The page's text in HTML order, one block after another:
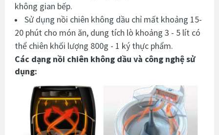
không gian bếp.
Sử dụng nồi chiên không dầu chỉ mất khoảng 15-
20 phút cho món ăn, dung tích lò khoảng 3 - 5 lít có
thể chiên khối lượng 800g - 1 ký thực phẩm.
Các dạng nồi chiên không dầu và công nghệ sử
dụng: